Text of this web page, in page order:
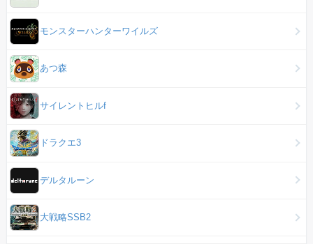
モンスターハンターワイルズ
あつ森
サイレントヒルf
ドラクエ3
デルタルーン
大戦略SSB2